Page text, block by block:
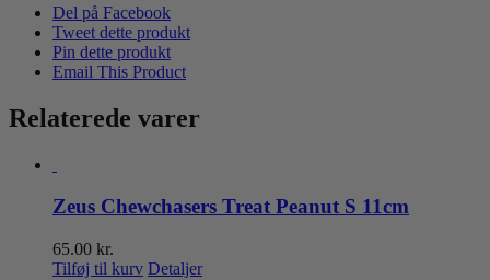
antal
Del på Facebook
Tweet dette produkt
Pin dette produkt
Email This Product
Relaterede varer
Zeus Chewchasers Treat Peanut S 11cm
65.00 kr.
Tilføj til kurv Detaljer